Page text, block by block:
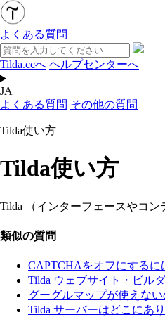
よくある質問
Tilda.ccへ ヘルプセンターへ
JA
よくある質問 その他の質問
Tilda使い方
Tilda使い方
Tilda （インターフェースやコ
類似の質問
CAPTCHAをオフにするに
Tilda ウェブサイト・ビル
グーグルマップが使えな
Tilda サーバーはどこにあ